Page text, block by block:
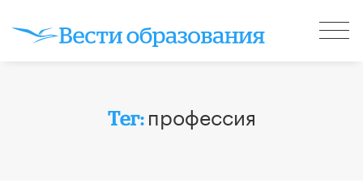
Тег: профессия